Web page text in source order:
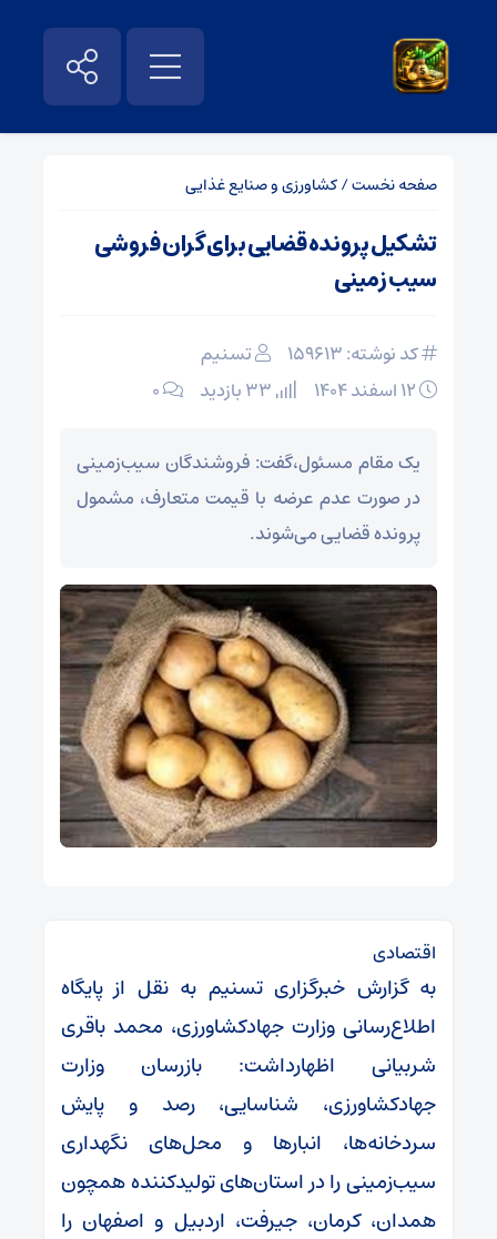
صفحه نخست/کشاورزی و صنایع غذایی
تشکیل پرونده قضایی برای گران فروشی
سیب زمینی
کد نوشته: 159613
تسنیم
۰
یک مقام مسئول،گفت: فروشندگان سیب‌زمینی
در صورت عدم عرضه با قیمت متعارف، مشمول
پرونده قضایی می‌شوند.
اقتصادی
به گزارش خبرگزاری تسنیم به نقل از پایگاه
اطلاع‌رسانی وزارت جهادکشاورزی، محمد باقری
شربیانی اظهارداشت: بازرسان وزارت
جهادکشاورزی، شناسایی، رصد و پایش
سردخانه‌ها، انبارها و محل‌های نگهداری
سیب‌زمینی را در استان‌های تولیدکننده همچون
همدان، کرمان، جیرفت، اردبیل و اصفهان را